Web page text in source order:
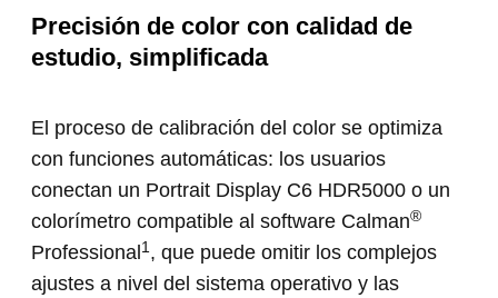
Precisión de color con calidad de
estudio, simplificada
El proceso de calibración del color se optimiza
con funciones automáticas: los usuarios
conectan un Portrait Display C6 HDR5000 o un
colorímetro compatible al software Calman®
Professional 1 , que puede omitir los complejos
ajustes a nivel del sistema operativo y las